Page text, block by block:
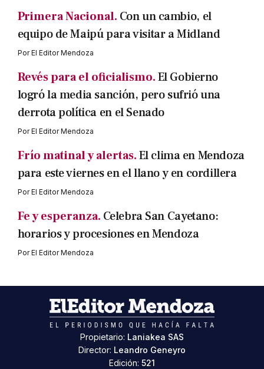
Primera Nacional. Con un cambio, el
equipo de Maipú para visitar a Midland
PorEl Editor Mendoza
Revés para el oficialismo.El Gobierno
logró la media sanción, pero sufrió una
derrota política en el Senado
PorEl Editor Mendoza
Frío matinal y alertas.El clima en Mendoza
para este viernes en el llano y en cordillera
PorEl Editor Mendoza
Fe y esperanza. Celebra San Cayetano:
horarios y procesiones en Mendoza
PorEl Editor Mendoza
Propietario: Laniakea SAS
Director: Leandro Geneyro
Edición: 521